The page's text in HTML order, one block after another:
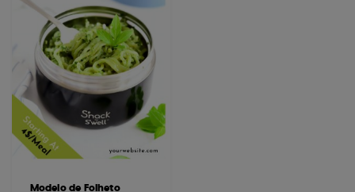
Modelo de Folheto